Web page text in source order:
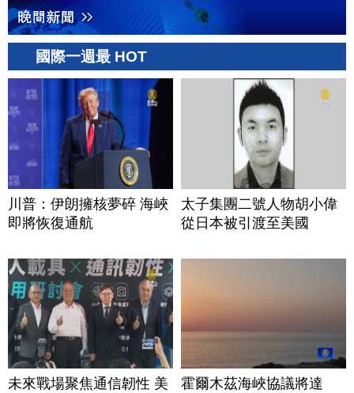
國際一週最 HOT
川普：伊朗擁核夢碎 海峽
即將恢復通航
太子集團二號人物胡小偉
從日本被引渡至美國
未來戰場聚焦通信韌性 美
霍爾木茲海峽協議將達